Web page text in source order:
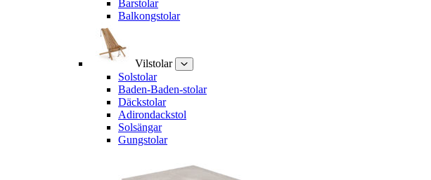
Barstolar
Balkongstolar
Vilstolar
Solstolar
Baden-Baden-stolar
Däckstolar
Adirondackstol
Solsängar
Gungstolar